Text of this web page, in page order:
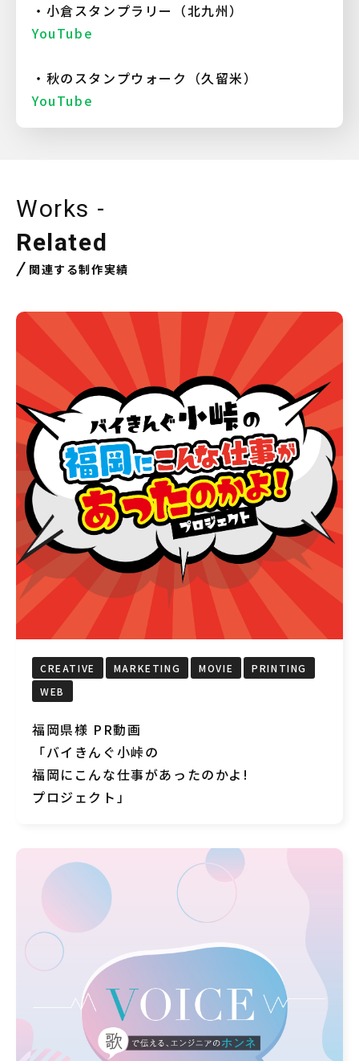
・小倉スタンプラリー（北九州）
YouTube
・秋のスタンプウォーク（久留米）
YouTube
Works -
Related
関連する制作実績
CREATIVE MARKETING MOVIE
PRINTING
WEB
福岡県様 PR動画
「バイきんぐ小峠の
福岡にこんな仕事があったのかよ!
プロジェクト」